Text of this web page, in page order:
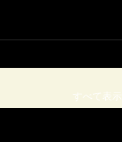
すべて表示